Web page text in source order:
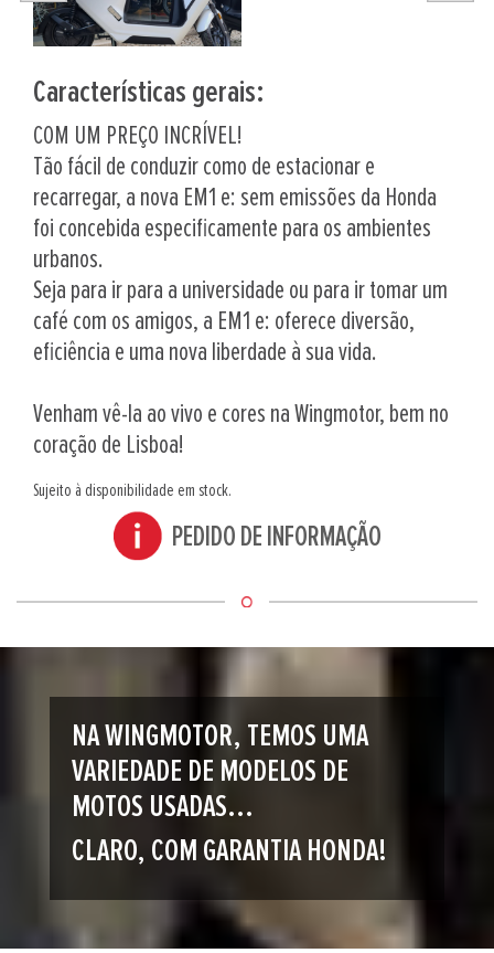
Características gerais:
COM UM PREÇO INCRÍVEL!
Tão fácil de conduzir como de estacionar e
recarregar, a nova EM1 e: sem emissões da Honda
foi concebida especificamente para os ambientes
urbanos.
Seja para ir para a universidade ou para ir tomar um
café com os amigos, a EM1 e: oferece diversão,
eficiência e uma nova liberdade à sua vida.
Venham vê-la ao vivo e cores na Wingmotor, bem no
coração de Lisboa!
Sujeito à disponibilidade em stock.
PEDIDO DE INFORMAÇÃO
NA WINGMOTOR, TEMOS UMA
VARIEDADE DE MODELOS DE
MOTOS USADAS...
CLARO, COM GARANTIA HONDA!